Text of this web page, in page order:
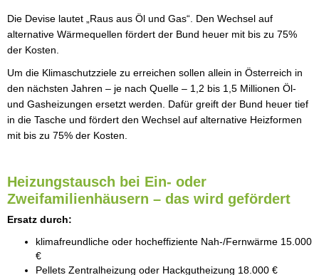
Die Devise lautet „Raus aus Öl und Gas“. Den Wechsel auf
alternative Wärmequellen fördert der Bund heuer mit bis zu 75%
der Kosten.
Um die Klimaschutzziele zu erreichen sollen allein in Österreich in
den nächsten Jahren – je nach Quelle – 1,2 bis 1,5 Millionen Öl-
und Gasheizungen ersetzt werden. Dafür greift der Bund heuer tief
in die Tasche und fördert den Wechsel auf alternative Heizformen
mit bis zu 75% der Kosten.
Heizungstausch bei Ein- oder
Zweifamilienhäusern – das wird gefördert
Ersatz durch:
klimafreundliche oder hocheffiziente Nah-/Fernwärme 15.000
€
Pellets Zentralheizung oder Hackgutheizung 18.000 €